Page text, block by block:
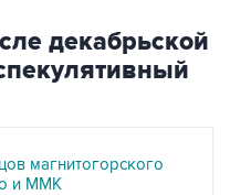
декабрьской
магнитогорского
и ММК